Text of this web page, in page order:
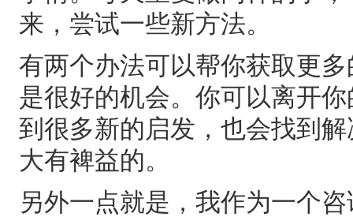
来，尝试一些新方法。
有两个办法可以帮你获取更
是很好的机会。你可以离开
到很多新的启发，也会找到
大有裨益的。
另外一点就是，我作为一个